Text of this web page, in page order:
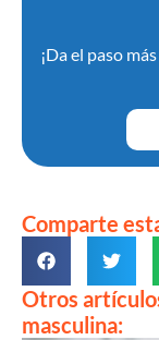
¡Da el paso
Comparte
Otros
masculina: